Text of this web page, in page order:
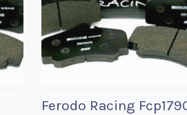
Ferodo Racing